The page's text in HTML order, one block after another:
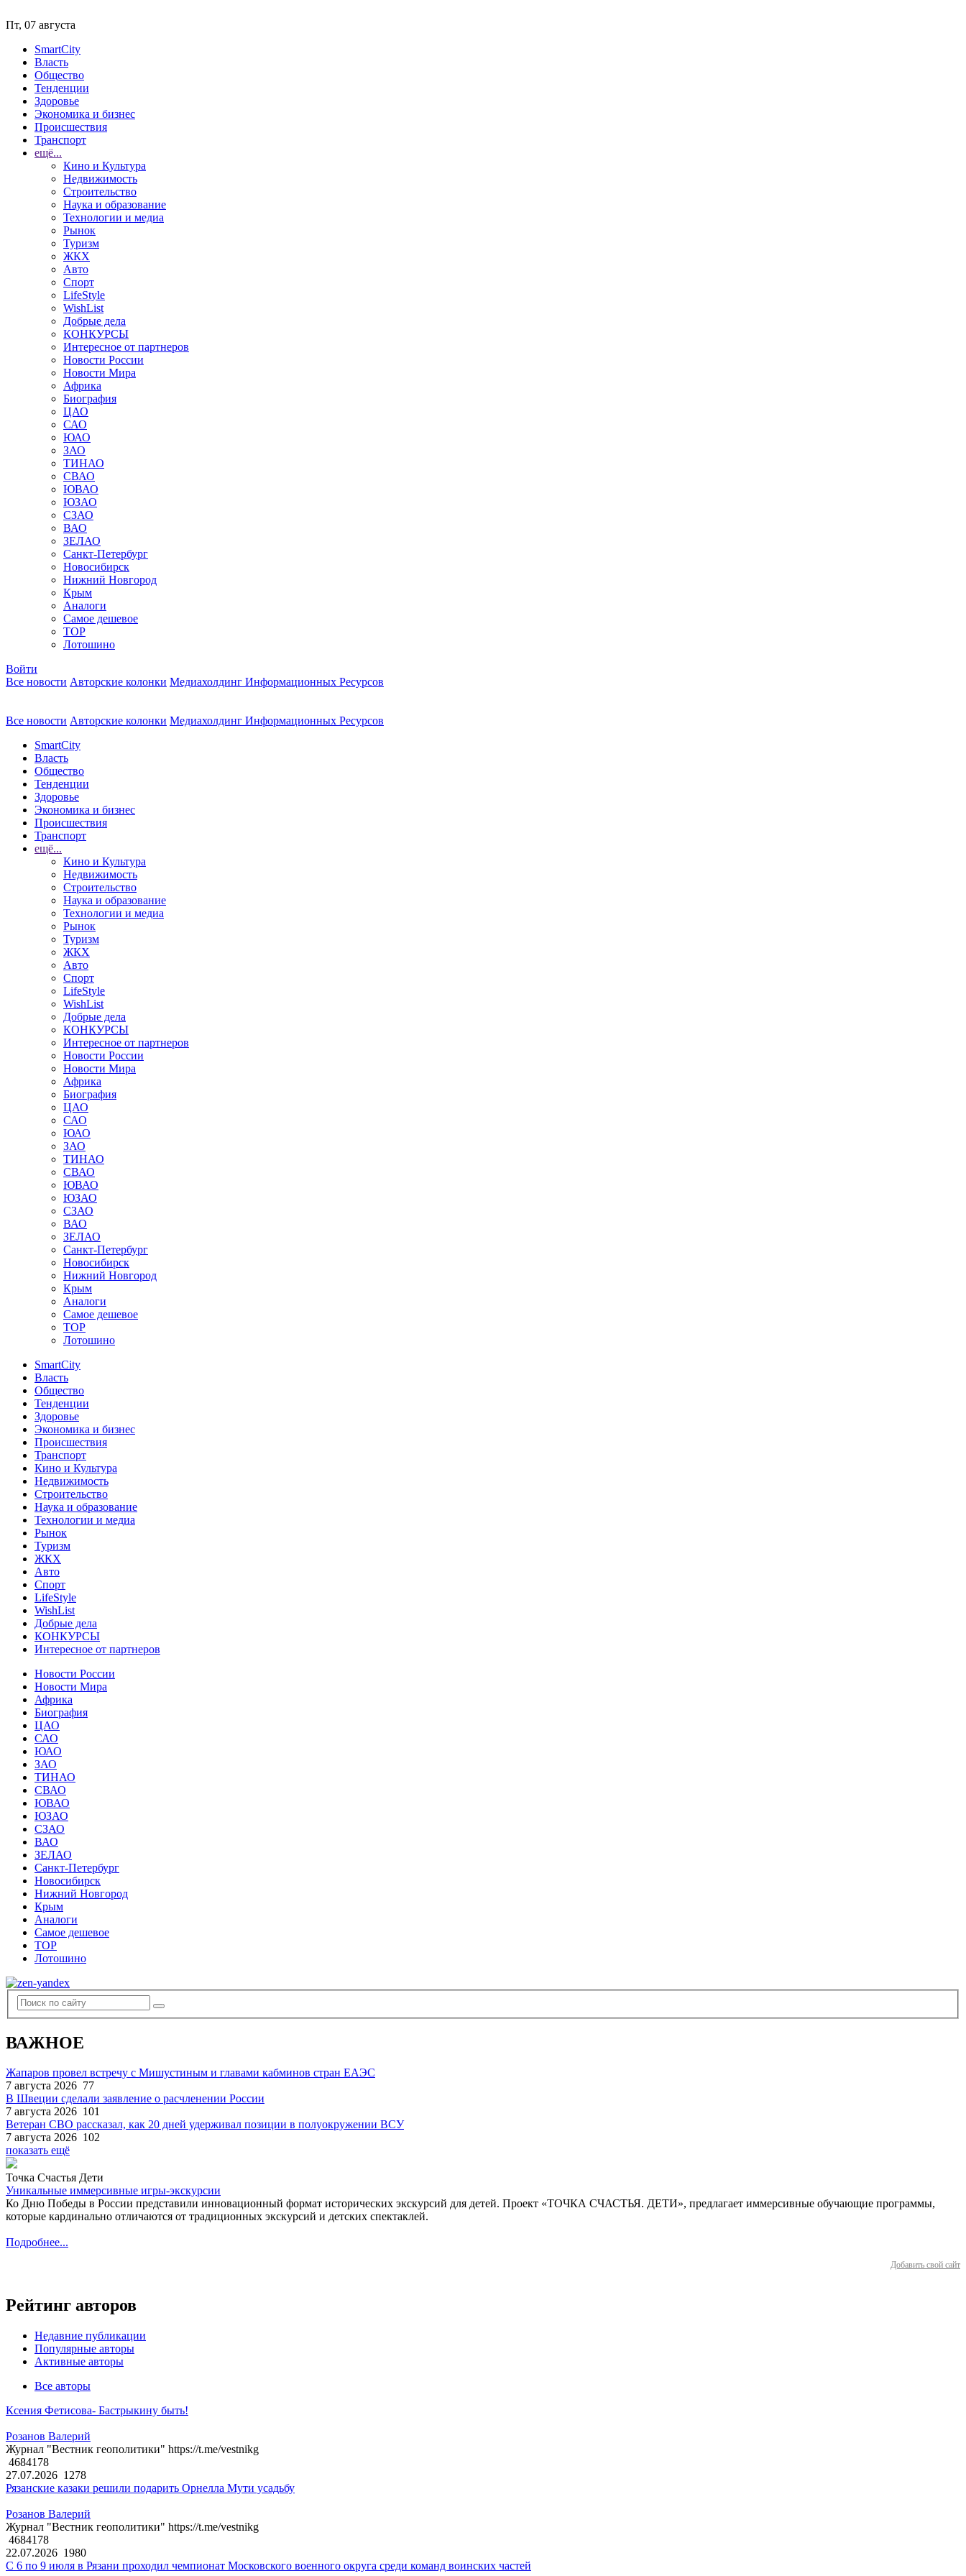
Пт, 07 августа
SmartCity
Власть
Общество
Тенденции
Здоровье
Экономика и бизнес
Происшествия
Транспорт
ещё...
Кино и Культура
Недвижимость
Строительство
Наука и образование
Технологии и медиа
Рынок
Туризм
ЖКХ
Авто
Спорт
LifeStyle
WishList
Добрые дела
КОНКУРСЫ
Интересное от партнеров
Новости России
Новости Мира
Африка
Биография
ЦАО
САО
ЮАО
ЗАО
ТИНАО
СВАО
ЮВАО
ЮЗАО
СЗАО
ВАО
ЗЕЛАО
Санкт-Петербург
Новосибирск
Нижний Новгород
Крым
Аналоги
Самое дешевое
TOP
Лотошино
Войти
Все новости Авторские колонки Медиахолдинг Информационных Ресурсов
Все новости Авторские колонки Медиахолдинг Информационных Ресурсов
SmartCity
Власть
Общество
Тенденции
Здоровье
Экономика и бизнес
Происшествия
Транспорт
ещё...
Кино и Культура
Недвижимость
Строительство
Наука и образование
Технологии и медиа
Рынок
Туризм
ЖКХ
Авто
Спорт
LifeStyle
WishList
Добрые дела
КОНКУРСЫ
Интересное от партнеров
Новости России
Новости Мира
Африка
Биография
ЦАО
САО
ЮАО
ЗАО
ТИНАО
СВАО
ЮВАО
ЮЗАО
СЗАО
ВАО
ЗЕЛАО
Санкт-Петербург
Новосибирск
Нижний Новгород
Крым
Аналоги
Самое дешевое
TOP
Лотошино
SmartCity
Власть
Общество
Тенденции
Здоровье
Экономика и бизнес
Происшествия
Транспорт
Кино и Культура
Недвижимость
Строительство
Наука и образование
Технологии и медиа
Рынок
Туризм
ЖКХ
Авто
Спорт
LifeStyle
WishList
Добрые дела
КОНКУРСЫ
Интересное от партнеров
Новости России
Новости Мира
Африка
Биография
ЦАО
САО
ЮАО
ЗАО
ТИНАО
СВАО
ЮВАО
ЮЗАО
СЗАО
ВАО
ЗЕЛАО
Санкт-Петербург
Новосибирск
Нижний Новгород
Крым
Аналоги
Самое дешевое
TOP
Лотошино
ВАЖНОЕ
Жапаров провел встречу с Мишустиным и главами кабминов стран ЕАЭС
7 августа 2026 77
В Швеции сделали заявление о расчленении России
7 августа 2026 101
Ветеран СВО рассказал, как 20 дней удерживал позиции в полуокружении ВСУ
7 августа 2026 102
показать ещё
Точка Счастья Дети
Уникальные иммерсивные игры-экскурсии
Ко Дню Победы в России представили инновационный формат исторических экскурсий для детей. Проект «ТОЧКА СЧАСТЬЯ. ДЕТИ», предлагает иммерсивные обучающие программы,
которые кардинально отличаются от традиционных экскурсий и детских спектаклей.
Подробнее...
Добавить свой сайт
Рейтинг авторов
Недавние публикации
Популярные авторы
Активные авторы
Все авторы
Ксения Фетисова- Бастрыкину быть!
Розанов Валерий
Журнал "Вестник геополитики" https://t.me/vestnikg
4684178
27.07.2026 1278
Рязанские казаки решили подарить Орнелла Мути усадьбу
Розанов Валерий
Журнал "Вестник геополитики" https://t.me/vestnikg
4684178
22.07.2026 1980
С 6 по 9 июля в Рязани проходил чемпионат Московского военного округа среди команд воинских частей